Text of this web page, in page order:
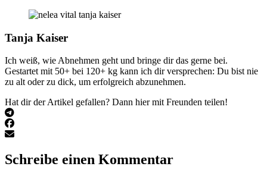
Tanja Kaiser
Ich weiß, wie Abnehmen geht und bringe dir das gerne bei.
Gestartet mit 50+ bei 120+ kg kann ich dir versprechen: Du bist nie
zu alt oder zu dick, um erfolgreich abzunehmen.
Hat dir der Artikel gefallen? Dann hier mit Freunden teilen!
Schreibe einen Kommentar